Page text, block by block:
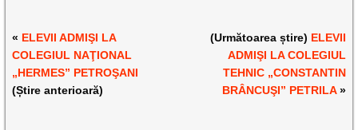
« ELEVII ADMIŞI LA
COLEGIUL NAŢIONAL
„HERMES” PETROŞANI
(Știre anterioară)
(Următoarea știre) ELEVII
ADMIŞI LA COLEGIUL
TEHNIC „CONSTANTIN
BRÂNCUŞI” PETRILA»